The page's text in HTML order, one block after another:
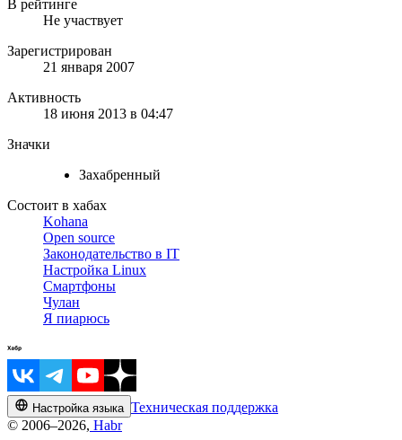
В рейтинге
Не участвует
Зарегистрирован
21 января 2007
Активность
18 июня 2013 в 04:47
Значки
Захабренный
Состоит в хабах
Kohana
Open source
Законодательство в IT
Настройка Linux
Смартфоны
Чулан
Я пиарюсь
Настройка языка Техническая поддержка
© 2006–2026, Habr